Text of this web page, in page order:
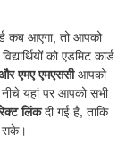
कब आएगा, तो आपको
को एडमिट कार्ड
एमए एमएससीआपको
यहां पर आपको सभी
लिंकदी गई है, ताकि
सके।